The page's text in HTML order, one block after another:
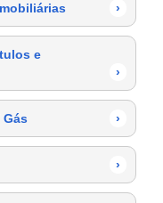
›
e
›
›
›